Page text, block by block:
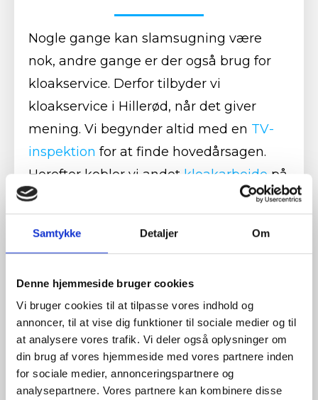
Samtykke Detaljer Om
Denne hjemmeside bruger cookies
Vi bruger cookies til at tilpasse vores indhold og
annoncer, til at vise dig funktioner til sociale medier og til
at analysere vores trafik. Vi deler også oplysninger om
din brug af vores hjemmeside med vores partnere inden
for sociale medier, annonceringspartnere og
analysepartnere. Vores partnere kan kombinere disse
Nogle gange kan slamsugning være
nok, andre gange er der også brug for
kloakservice. Derfor tilbyder vi
kloakservice i Hillerød, når det giver
mening. Vi begynder altid med en TV-
inspektion for at finde hovedårsagen.
Herefter kobler vi andet kloakarbejde på
alt efter behov.
Denne fremgangsmåde gør, at du
undgår gentagne problemer og
uforudsete regninger. Du får nemlig en
løsning, der passer til lige netop dit
kloakproblem – især hvis du kun har
brug for kloakrensning i Hillerød.
Som autoriserede kloakmestre arbejder